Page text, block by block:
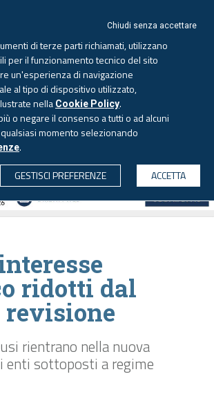
CERCA
7 agosto 2026 - Aggiornato alle 6.00
ridotti dal
revisione
rientrano nella nuova
enti sottoposti a regime
Chiudi senza accettare
di terze parti richiamati, utilizzano
per il funzionamento tecnico del sito
un'esperienza di navigazione
al tipo di dispositivo utilizzato,
nella Cookie Policy.
o negare il consenso a tutti o ad alcuni
momento selezionando
.
GESTISCI PREFERENZE
ACCETTA